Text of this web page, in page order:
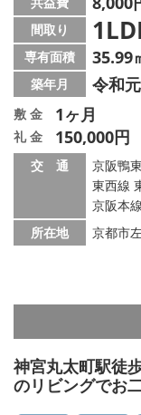
賃貸管理の北白川店
店舗情報·アクセス
会社概要
メールでお問い合わ
間取り
専有面積 35.99
築年月 令和
敷 金 1ヶ月
礼 金 150,000円
交 通
京阪鴨
東西線
京阪本
所在地
京都市
神宮丸太町駅徒
のリビングでお